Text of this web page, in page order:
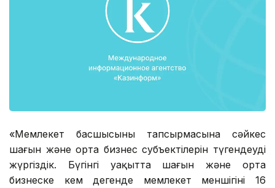
«Мемлекет басшысының тапсырмасына сәйкес
шағын және орта бизнес субъектілерін түгендеуді
жүргіздік. Бүгінгі уақытта шағын және орта
бизнеске кем дегенде мемлекет меншігінің 16